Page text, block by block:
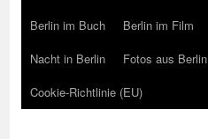
Berlin im Buch
Berlin im Film
Nacht in Berlin
Fotos aus Berlin
Cookie-Richtlinie (EU)